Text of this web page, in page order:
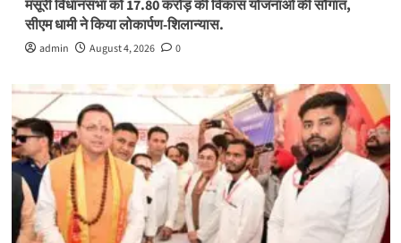
मसूरी विधानसभा को 17.80 करोड़ की विकास योजनाओं की सौगात,
सीएम धामी ने किया लोकार्पण-शिलान्यास.
admin August 4, 2026 0